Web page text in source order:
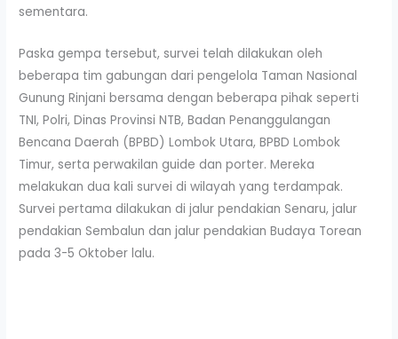
sementara.
Paska gempa tersebut, survei telah dilakukan oleh
beberapa tim gabungan dari pengelola Taman Nasional
Gunung Rinjani bersama dengan beberapa pihak seperti
TNI, Polri, Dinas Provinsi NTB, Badan Penanggulangan
Bencana Daerah (BPBD) Lombok Utara, BPBD Lombok
Timur, serta perwakilan guide dan porter. Mereka
melakukan dua kali survei di wilayah yang terdampak.
Survei pertama dilakukan di jalur pendakian Senaru, jalur
pendakian Sembalun dan jalur pendakian Budaya Torean
pada 3-5 Oktober lalu.